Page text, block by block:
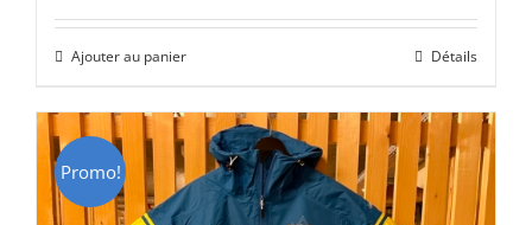
initial
était :
CHF 129.00.
actuel
CHF 69.00.
Ajouter au panier Détails
Promo!